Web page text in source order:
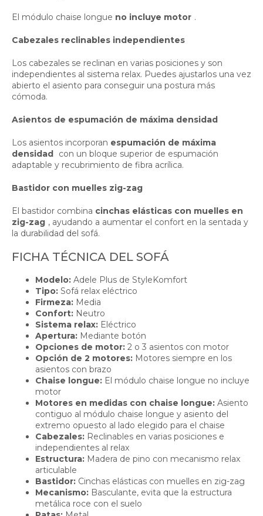
El módulo chaise longue no incluye motor .
Cabezales reclinables independientes
Los cabezales se reclinan en varias posiciones y son
independientes al sistema relax. Puedes ajustarlos una vez
abierto el asiento para conseguir una postura más
cómoda.
Asientos de espumación de máxima densidad
Los asientos incorporan espumación de máxima
densidad con un bloque superior de espumación
adaptable y recubrimiento de fibra acrílica.
Bastidor con muelles zig-zag
El bastidor combina cinchas elásticas con muelles en
zig-zag , ayudando a aumentar el confort en la sentada y
la durabilidad del sofá.
FICHA TÉCNICA DEL SOFÁ
Modelo: Adele Plus de StyleKomfort
Tipo: Sofá relax eléctrico
Firmeza: Media
Confort: Neutro
Sistema relax: Eléctrico
Apertura: Mediante botón
Opciones de motor: 2 o 3 asientos con motor
Opción de 2 motores: Motores siempre en los
asientos con brazo
Chaise longue: El módulo chaise longue no incluye
motor
Motores en medidas con chaise longue: Asiento
contiguo al módulo chaise longue y asiento del
extremo opuesto al lado elegido para el chaise
Cabezales: Reclinables en varias posiciones e
independientes al relax
Estructura: Madera de pino con mecanismo relax
articulable
Bastidor: Cinchas elásticas con muelles en zig-zag
Mecanismo: Basculante, evita que la estructura
metálica roce con el suelo